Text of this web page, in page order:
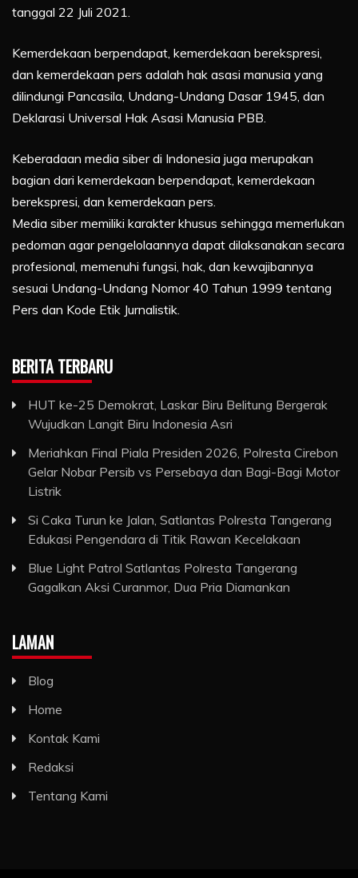
tanggal 22 Juli 2021.
Kemerdekaan berpendapat, kemerdekaan berekspresi,
dan kemerdekaan pers adalah hak asasi manusia yang
dilindungi Pancasila, Undang-Undang Dasar 1945, dan
Deklarasi Universal Hak Asasi Manusia PBB.
Keberadaan media siber di Indonesia juga merupakan
bagian dari kemerdekaan berpendapat, kemerdekaan
berekspresi, dan kemerdekaan pers.
Media siber memiliki karakter khusus sehingga memerlukan
pedoman agar pengelolaannya dapat dilaksanakan secara
profesional, memenuhi fungsi, hak, dan kewajibannya
sesuai Undang-Undang Nomor 40 Tahun 1999 tentang
Pers dan Kode Etik Jurnalistik.
BERITA TERBARU
HUT ke-25 Demokrat, Laskar Biru Belitung Bergerak
Wujudkan Langit Biru Indonesia Asri
Meriahkan Final Piala Presiden 2026, Polresta Cirebon
Gelar Nobar Persib vs Persebaya dan Bagi-Bagi Motor
Listrik
Si Caka Turun ke Jalan, Satlantas Polresta Tangerang
Edukasi Pengendara di Titik Rawan Kecelakaan
Blue Light Patrol Satlantas Polresta Tangerang
Gagalkan Aksi Curanmor, Dua Pria Diamankan
LAMAN
Blog
Home
Kontak Kami
Redaksi
Tentang Kami